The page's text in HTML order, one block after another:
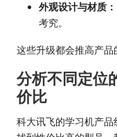
外观设计与材质：
考究。
这些升级都会推高产品
分析不同定位
价比
科大讯飞的学习机产